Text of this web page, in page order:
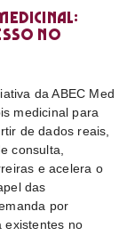
no
da ABEC Med
medicinal para
de dados reais,
consulta,
e acelera o
das
por
existentes no